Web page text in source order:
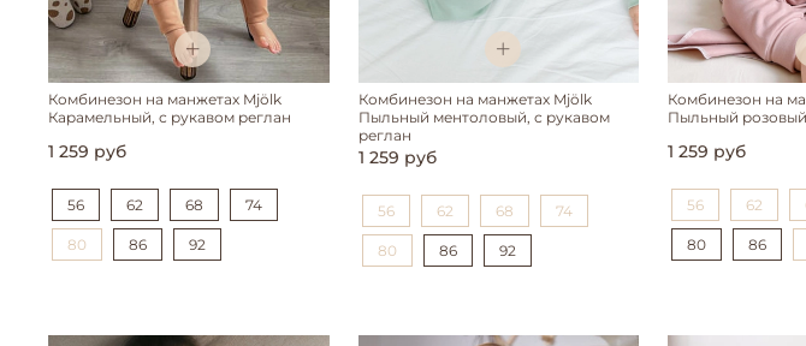
Комбинезон на манжетах Mjölk
Карамельный, с рукавом реглан
1 259 руб
56 62 68 74
80 86 92
Комбинезон на манжетах Mjölk
Пыльный ментоловый, с рукавом
реглан
1 259 руб
56 62 68 74
80 86 92
Комбинезон на
Пыльный
1 259 руб
56 62
80 86